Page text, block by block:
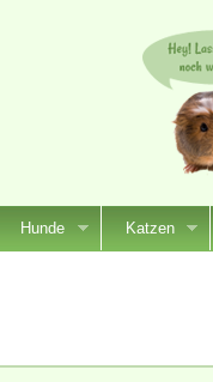
Hunde Katzen